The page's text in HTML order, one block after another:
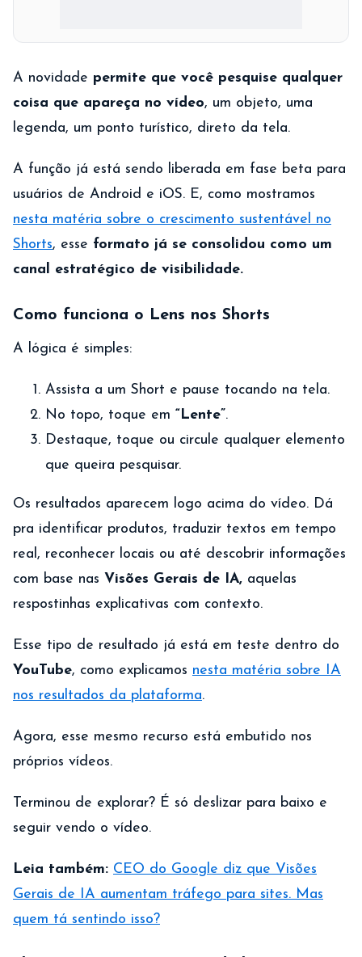
A novidade permite que você pesquise qualquer
coisa que apareça no vídeo, um objeto, uma
legenda, um ponto turístico, direto da tela.
A função já está sendo liberada em fase beta para
usuários de Android e iOS. E, como mostramos
nesta matéria sobre o crescimento sustentável no
Shorts, esse formato já se consolidou como um
canal estratégico de visibilidade.
Como funciona o Lens nos Shorts
A lógica é simples:
Assista a um Short e pause tocando na tela.
No topo, toque em “Lente”.
Destaque, toque ou circule qualquer elemento
que queira pesquisar.
Os resultados aparecem logo acima do vídeo. Dá
pra identificar produtos, traduzir textos em tempo
real, reconhecer locais ou até descobrir informações
com base nas Visões Gerais de IA, aquelas
respostinhas explicativas com contexto.
Esse tipo de resultado já está em teste dentro do
YouTube, como explicamos nesta matéria sobre IA
nos resultados da plataforma.
Agora, esse mesmo recurso está embutido nos
próprios vídeos.
Terminou de explorar? É só deslizar para baixo e
seguir vendo o vídeo.
Leia também: CEO do Google diz que Visões
Gerais de IA aumentam tráfego para sites. Mas
quem tá sentindo isso?